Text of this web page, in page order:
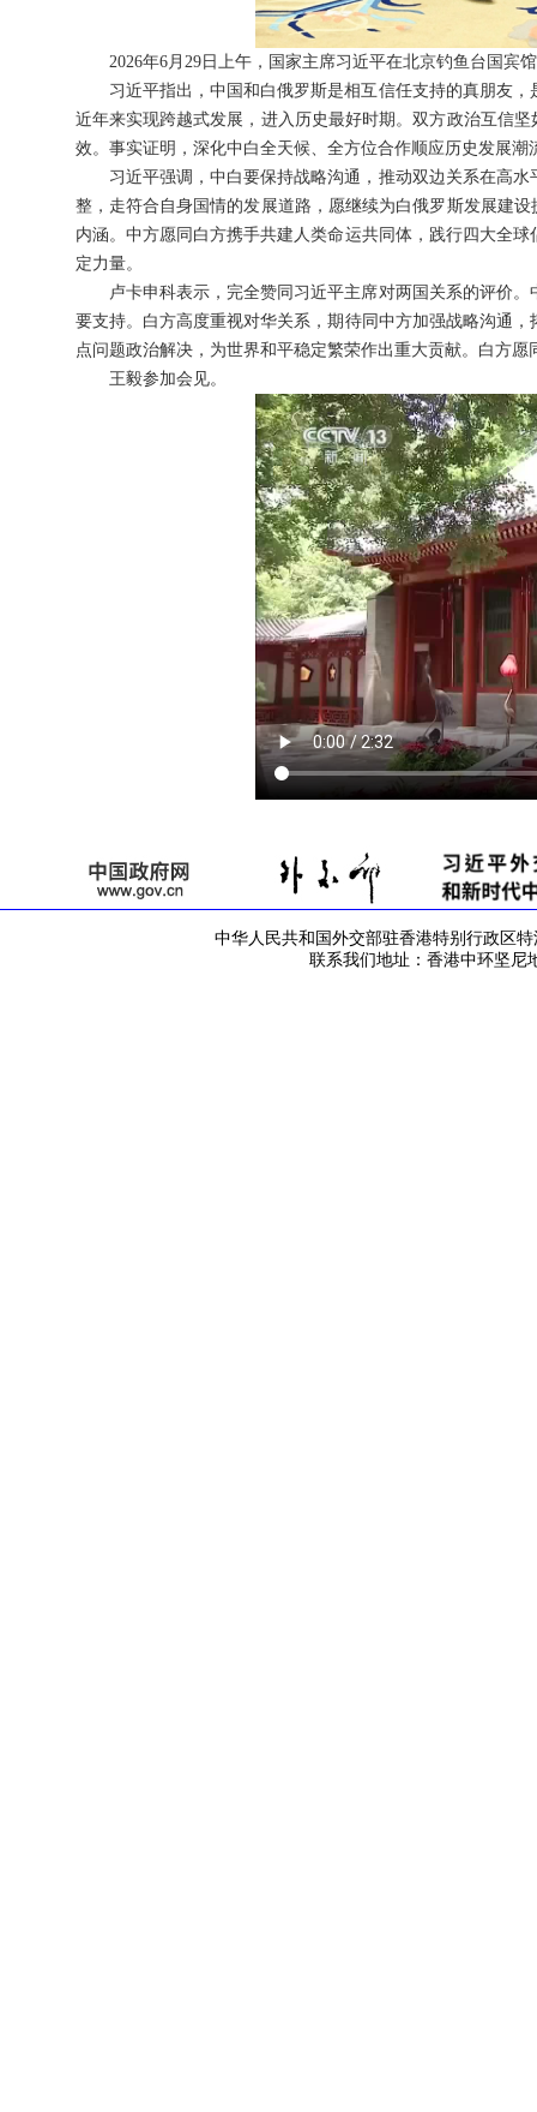
2026年6月29日上午，国家主席习近平在北京钓鱼台国宾
习近平指出，中国和白俄罗斯是相互信任支持的真朋友
近年来实现跨越式发展，进入历史最好时期。双方政治互信
效。事实证明，深化中白全天候、全方位合作顺应历史发展潮
习近平强调，中白要保持战略沟通，推动双边关系在高
整，走符合自身国情的发展道路，愿继续为白俄罗斯发展建
内涵。中方愿同白方携手共建人类命运共同体，践行四大全
定力量。
卢卡申科表示，完全赞同习近平主席对两国关系的评价
要支持。白方高度重视对华关系，期待同中方加强战略沟通
点问题政治解决，为世界和平稳定繁荣作出重大贡献。白方
王毅参加会见。
中华人民共和国外交部驻香港特别行政区特
联系我们地址：香港中环坚尼